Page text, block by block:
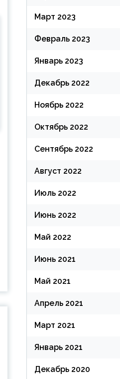
Март 2023
Февраль 2023
Январь 2023
Декабрь 2022
Ноябрь 2022
Октябрь 2022
Сентябрь 2022
Август 2022
Июль 2022
Июнь 2022
Май 2022
Июнь 2021
Май 2021
Апрель 2021
Март 2021
Январь 2021
Декабрь 2020